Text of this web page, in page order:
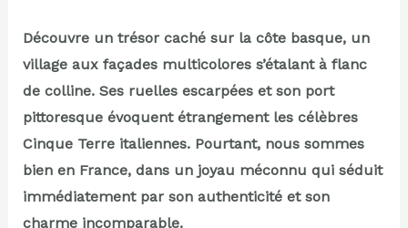
Découvre un trésor caché sur la côte basque, un
village aux façades multicolores s’étalant à flanc
de colline. Ses ruelles escarpées et son port
pittoresque évoquent étrangement les célèbres
Cinque Terre italiennes. Pourtant, nous sommes
bien en France, dans un joyau méconnu qui séduit
immédiatement par son authenticité et son
charme incomparable.